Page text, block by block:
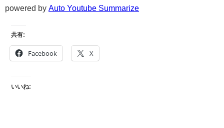
powered by Auto Youtube Summarize
共有:
Facebook X
いいね: